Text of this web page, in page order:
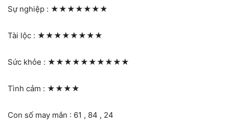
Sự nghiệp : ★★★★★★★
Tài lộc : ★★★★★★★★
Sức khỏe : ★★★★★★★★★★
Tình cảm : ★★★★
Con số may mắn : 61 , 84 , 24